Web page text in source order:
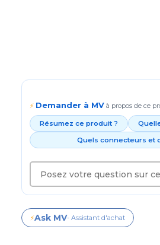
⚡ Demander à MV à propos de ce
Résumez ce produit ?
Quels connecteurs et
⚡Ask MV- Assistant d'achat